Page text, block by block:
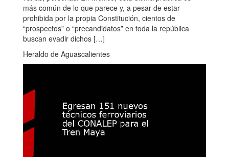
más común de lo que parece y, a pesar de estar
prohibida por la propia Constitución, cientos de
“prospectos” o “precandidatos” en toda la república
buscan evadir dichos […]
Heraldo de Aguascalientes